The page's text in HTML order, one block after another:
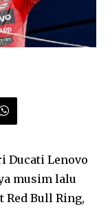
Ducati Lenovo
musim lalu
Red Bull Ring,